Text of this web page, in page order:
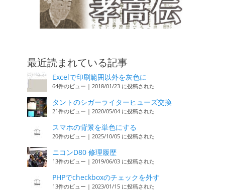
最近読まれている記事
Excelで印刷範囲以外を灰色に
64件のビュー | 2018/01/23 に投稿された
タントのシガーライターヒューズ交換
21件のビュー | 2020/05/04 に投稿された
スマホの背景を単色にする
20件のビュー | 2025/10/05 に投稿された
ニコンD80 修理履歴
13件のビュー | 2019/06/03 に投稿された
PHPでcheckboxのチェックを外す
13件のビュー | 2023/01/15 に投稿された